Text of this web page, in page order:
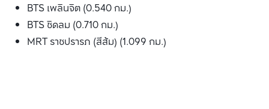
BTS เพลินจิต (0.540 กม.)
BTS ชิดลม (0.710 กม.)
MRT ราชปรารภ (สีส้ม) (1.099 กม.)